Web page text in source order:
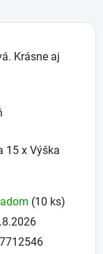
Krásne aj
15 x Výška
(10 ks)